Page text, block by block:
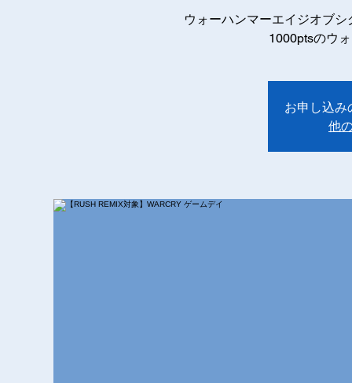
ウォーハンマーエイジオブ
1000ptsのウ
お申し込
他